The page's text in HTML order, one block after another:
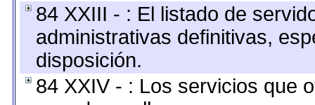
84 XXIII - : El listado de
administrativas definitivas,
disposición.
84 XXIV - : Los servicios que